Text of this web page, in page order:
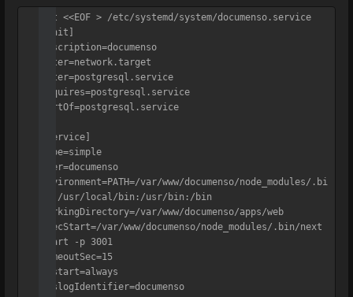
cat <<EOF > /etc/systemd/system/documenso.service
[Unit]
Description=documenso
After=network.target
After=postgresql.service
Requires=postgresql.service
PartOf=postgresql.service
[Service]
Type=simple
User=documenso
Environment=PATH=/var/www/documenso/node_modules/.bi
n/:/usr/local/bin:/usr/bin:/bin
WorkingDirectory=/var/www/documenso/apps/web
ExecStart=/var/www/documenso/node_modules/.bin/next
start -p 3001
TimeoutSec=15
Restart=always
SyslogIdentifier=documenso